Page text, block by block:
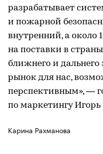
разрабатывает
и пожарной
внутренний, а около
на поставки в
ближнего и
рынок для нас,
перспективным», —
по маркетингу
Карина Рахманова